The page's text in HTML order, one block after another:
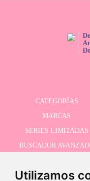
Utilizamos
CATEGORÍAS
MARCAS
SERIES LIMITADAS
BUSCADOR